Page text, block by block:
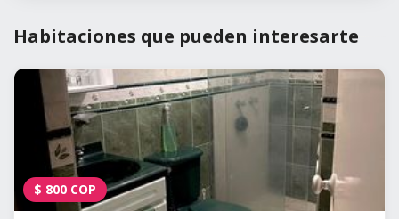
Habitaciones que pueden interesarte
$ 800 COP